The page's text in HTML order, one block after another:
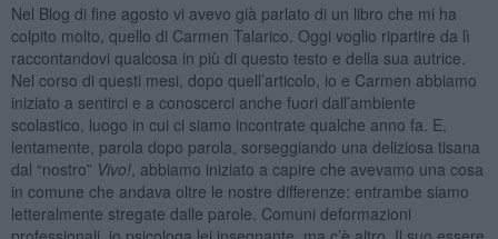
Nel Blog di fine agosto vi avevo già parlato di un libro che mi ha
colpito molto, quello di Carmen Talarico. Oggi voglio ripartire da lì
raccontandovi qualcosa in più di questo testo e della sua autrice.
Nel corso di questi mesi, dopo quell’articolo, io e Carmen abbiamo
iniziato a sentirci e a conoscerci anche fuori dall’ambiente
scolastico, luogo in cui ci siamo incontrate qualche anno fa. E,
lentamente, parola dopo parola, sorseggiando una deliziosa tisana
dal “nostro” Vivo!, abbiamo iniziato a capire che avevamo una cosa
in comune che andava oltre le nostre differenze: entrambe siamo
letteralmente stregate dalle parole. Comuni deformazioni